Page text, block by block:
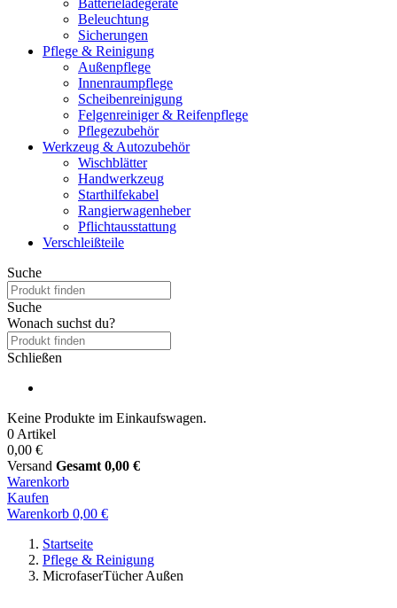
Batterieladegeräte
Beleuchtung
Sicherungen
Pflege & Reinigung
Außenpflege
Innenraumpflege
Scheibenreinigung
Felgenreiniger & Reifenpflege
Pflegezubehör
Werkzeug & Autozubehör
Wischblätter
Handwerkzeug
Starthilfekabel
Rangierwagenheber
Pflichtausstattung
Verschleißteile
Suche
Suche
Wonach suchst du?
Schließen
Keine Produkte im Einkaufswagen.
0 Artikel
0,00 €
Versand Gesamt 0,00 €
Warenkorb
Kaufen
Warenkorb 0,00 €
Startseite
Pflege & Reinigung
MicrofaserTücher Außen